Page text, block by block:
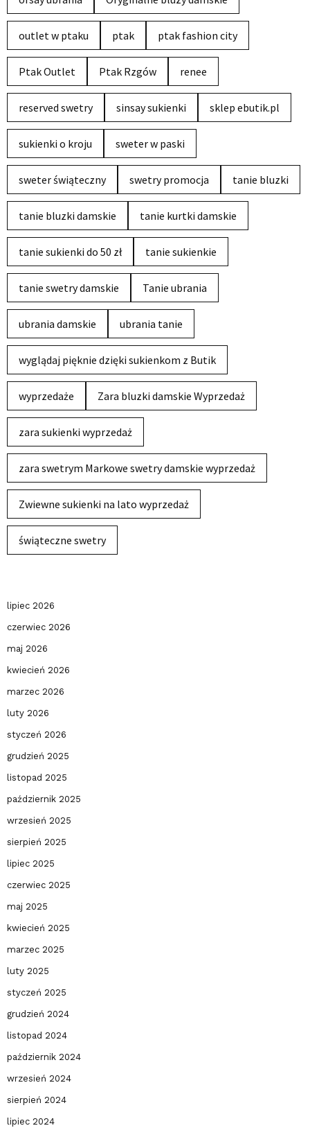
outlet w ptaku ptak ptak fashion city
Ptak Outlet Ptak Rzgów renee
reserved swetry sinsay sukienki sklep ebutik.pl
sukienki o kroju sweter w paski
sweter świąteczny swetry promocja tanie bluzki
tanie bluzki damskie tanie kurtki damskie
tanie sukienki do 50 zł tanie sukienkie
tanie swetry damskie Tanie ubrania
ubrania damskie ubrania tanie
wyglądaj pięknie dzięki sukienkom z Butik
wyprzedaże Zara bluzki damskie Wyprzedaż
zara sukienki wyprzedaż
zara swetrym Markowe swetry damskie wyprzedaż
Zwiewne sukienki na lato wyprzedaż
świąteczne swetry
lipiec 2026
czerwiec 2026
maj 2026
kwiecień 2026
marzec 2026
luty 2026
styczeń 2026
grudzień 2025
listopad 2025
październik 2025
wrzesień 2025
sierpień 2025
lipiec 2025
czerwiec 2025
maj 2025
kwiecień 2025
marzec 2025
luty 2025
styczeń 2025
grudzień 2024
listopad 2024
październik 2024
wrzesień 2024
sierpień 2024
lipiec 2024